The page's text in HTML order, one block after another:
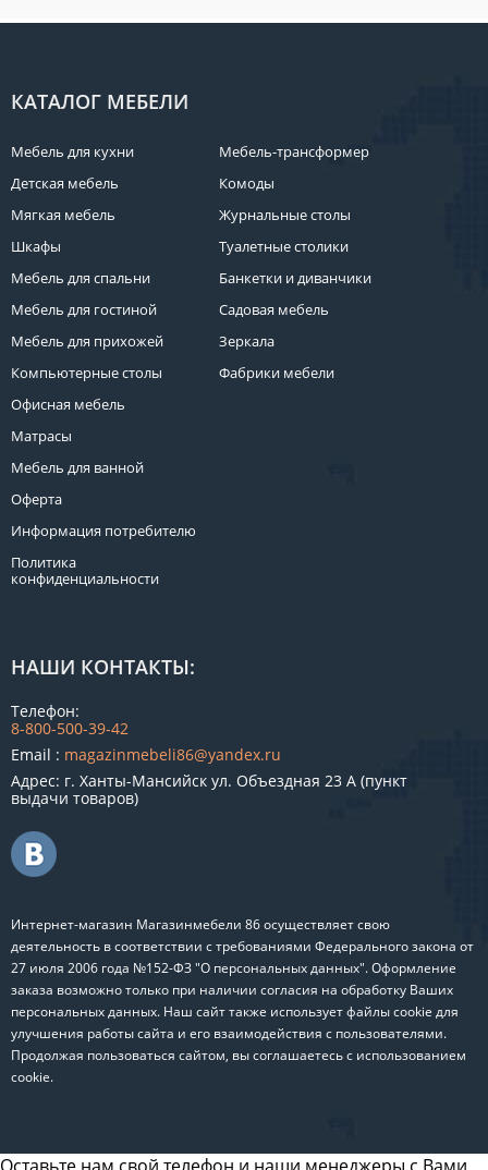
КАТАЛОГ МЕБЕЛИ
Мебель для кухни
Детская мебель
Мягкая мебель
Шкафы
Мебель для спальни
Мебель для гостиной
Мебель для прихожей
Компьютерные столы
Офисная мебель
Матрасы
Мебель для ванной
Оферта
Информация потребителю
Политика
конфиденциальности
Мебель-трансформер
Комоды
Журнальные столы
Туалетные столики
Банкетки и диванчики
Садовая мебель
Зеркала
Фабрики мебели
НАШИ КОНТАКТЫ:
Телефон:
8-800-500-39-42
Email : magazinmebeli86@yandex.ru
Адрес: г. Ханты-Мансийск ул. Объездная 23 А (пункт
выдачи товаров)
Интернет-магазин Магазинмебели 86 осуществляет свою
деятельность в соответствии с требованиями Федерального закона от
27 июля 2006 года №152-ФЗ "О персональных данных". Оформление
заказа возможно только при наличии согласия на обработку Ваших
персональных данных. Наш сайт также использует файлы cookie для
улучшения работы сайта и его взаимодействия с пользователями.
Продолжая пользоваться сайтом, вы соглашаетесь с использованием
cookie.